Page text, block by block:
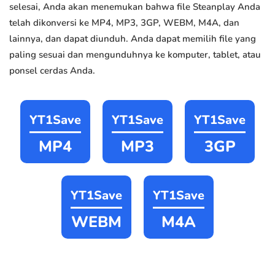
selesai, Anda akan menemukan bahwa file Steanplay Anda
telah dikonversi ke MP4, MP3, 3GP, WEBM, M4A, dan
lainnya, dan dapat diunduh. Anda dapat memilih file yang
paling sesuai dan mengunduhnya ke komputer, tablet, atau
ponsel cerdas Anda.
YT1Save
MP4
YT1Save
MP3
YT1Save
3GP
YT1Save
WEBM
YT1Save
M4A